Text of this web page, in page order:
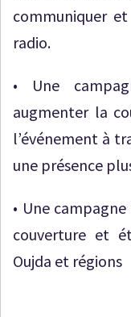
communiquer
radio.
• Une
augmenter la
l’événement à
une présence
• Une
couverture et
Oujda et régions